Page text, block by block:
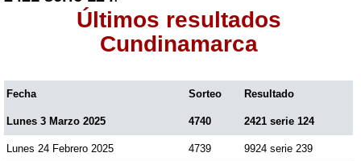
Últimos resultados
Cundinamarca
Fecha Sorteo Resultado
Lunes 3 Marzo 2025 4740 2421 serie 124
Lunes 24 Febrero 2025 4739 9924 serie 239